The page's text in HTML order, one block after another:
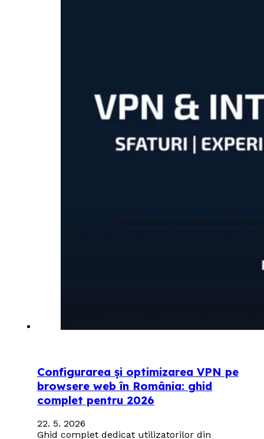
Configurarea și optimizarea VPN pe
browsere web în România: ghid
complet pentru 2026
22. 5. 2026
Ghid complet dedicat utilizatorilor din